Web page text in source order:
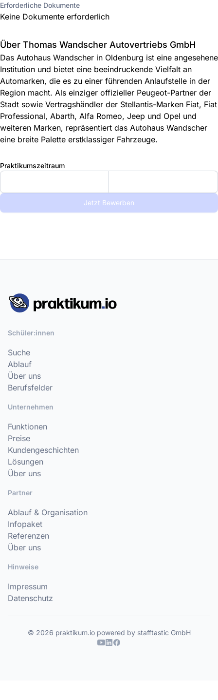
Erforderliche Dokumente
Keine Dokumente erforderlich
Über Thomas Wandscher Autovertriebs GmbH
Das Autohaus Wandscher in Oldenburg ist eine angesehene
Institution und bietet eine beeindruckende Vielfalt an
Automarken, die es zu einer führenden Anlaufstelle in der
Region macht. Als einziger offizieller Peugeot-Partner der
Stadt sowie Vertragshändler der Stellantis-Marken Fiat, Fiat
Professional, Abarth, Alfa Romeo, Jeep und Opel und
weiteren Marken, repräsentiert das Autohaus Wandscher
eine breite Palette erstklassiger Fahrzeuge.
Praktikumszeitraum
Jetzt Bewerben
Schüler:innen
Suche
Ablauf
Über uns
Berufsfelder
Unternehmen
Funktionen
Preise
Kundengeschichten
Lösungen
Über uns
Partner
Ablauf & Organisation
Infopaket
Referenzen
Über uns
Hinweise
Impressum
Datenschutz
© 2026 praktikum.io powered by stafftastic GmbH